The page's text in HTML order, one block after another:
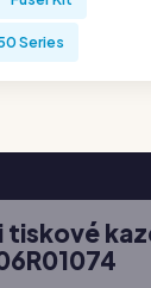
Series
tiskové